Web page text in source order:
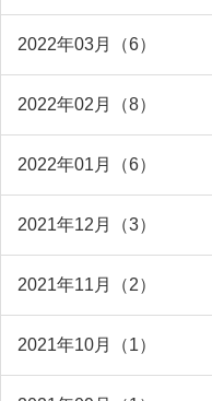
2022年03月（6）
2022年02月（8）
2022年01月（6）
2021年12月（3）
2021年11月（2）
2021年10月（1）